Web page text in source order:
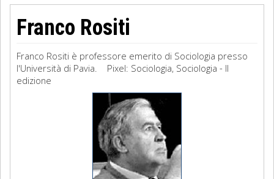
Franco Rositi
Franco Rositi è professore emerito di Sociologia presso
l'Università di Pavia. Pixel: Sociologia, Sociologia - II
edizione